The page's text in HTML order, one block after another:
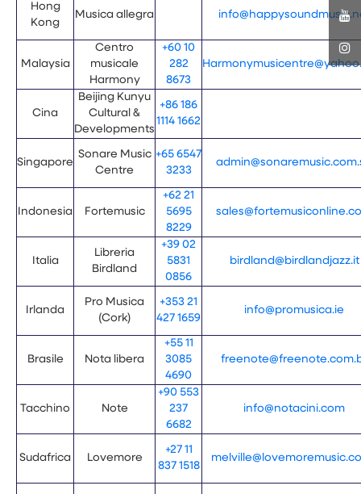
Hong
Kong
Musica allegra
Malaysia
Centro
musicale
Harmony
+60 10
282
8673
Cina
Beijing Kunyu
Cultural &
Developments
+86 186
1114 1662
Singapore
Sonare Music
Centre
+65 6547
3233
Indonesia Fortemusic
+62 21
5695
8229
Italia
Libreria
Birdland
+39 02
5831
0856
birdland@birdlandjazz.it
Irlanda
Pro Musica
(Cork)
+353 21
427 1659
info@promusica.ie
Brasile Nota libera
+55 11
3085
4690
Tacchino Note
+90 553
237
6682
info@notacini.com
Sudafrica Lovemore
+27 11
837 1518